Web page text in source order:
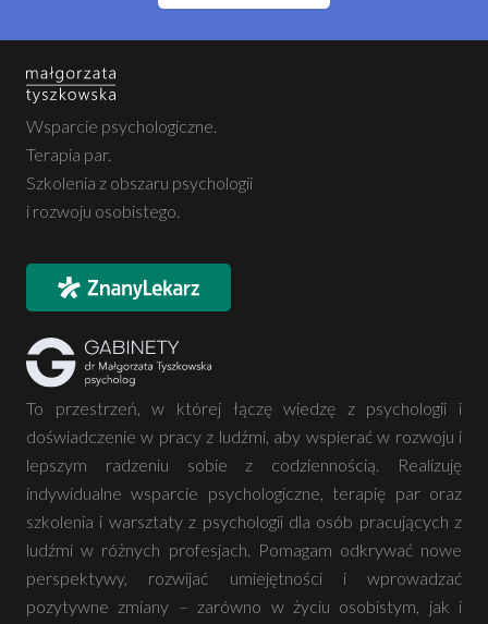
Wsparcie psychologiczne.
Terapia par.
Szkolenia z obszaru psychologii
i rozwoju osobistego.
To przestrzeń, w której łączę wiedzę z psychologii i
doświadczenie w pracy z ludźmi, aby wspierać w rozwoju i
lepszym radzeniu sobie z codziennością. Realizuję
indywidualne wsparcie psychologiczne, terapię par oraz
szkolenia i warsztaty z psychologii dla osób pracujących z
ludźmi w różnych profesjach. Pomagam odkrywać nowe
perspektywy, rozwijać umiejętności i wprowadzać
pozytywne zmiany – zarówno w życiu osobistym, jak i